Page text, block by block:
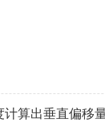
算出垂直偏移